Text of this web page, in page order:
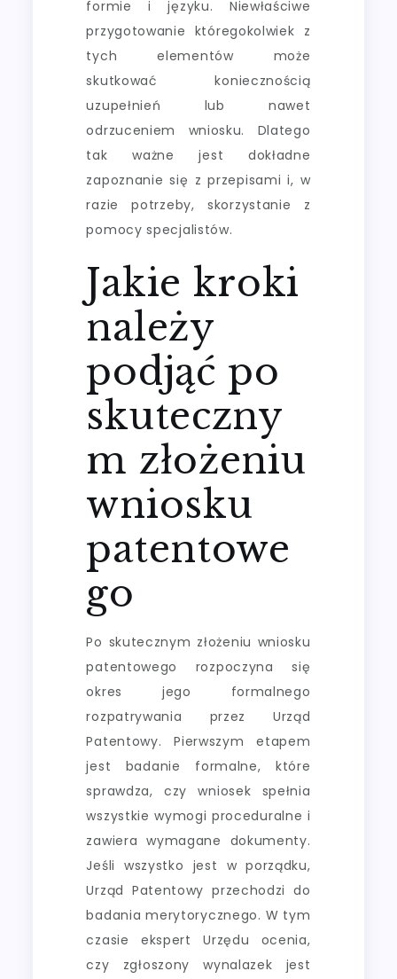
formie i języku. Niewłaściwe
przygotowanie któregokolwiek z
tych elementów może
skutkować koniecznością
uzupełnień lub nawet
odrzuceniem wniosku. Dlatego
tak ważne jest dokładne
zapoznanie się z przepisami i, w
razie potrzeby, skorzystanie z
pomocy specjalistów.
Jakie kroki
należy
podjąć po
skuteczny
m złożeniu
wniosku
patentowe
go
Po skutecznym złożeniu wniosku
patentowego rozpoczyna się
okres jego formalnego
rozpatrywania przez Urząd
Patentowy. Pierwszym etapem
jest badanie formalne, które
sprawdza, czy wniosek spełnia
wszystkie wymogi proceduralne i
zawiera wymagane dokumenty.
Jeśli wszystko jest w porządku,
Urząd Patentowy przechodzi do
badania merytorycznego. W tym
czasie ekspert Urzędu ocenia,
czy zgłoszony wynalazek jest